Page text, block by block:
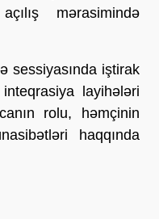
mərasimində
sessiyasında iştirak
layihələri
rolu, həmçinin
haqqında